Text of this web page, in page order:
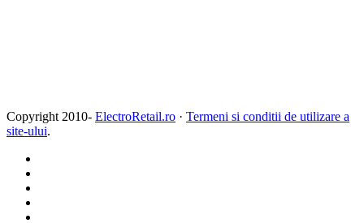
Copyright 2010- ElectroRetail.ro · Termeni si conditii de utilizare a
site-ului.